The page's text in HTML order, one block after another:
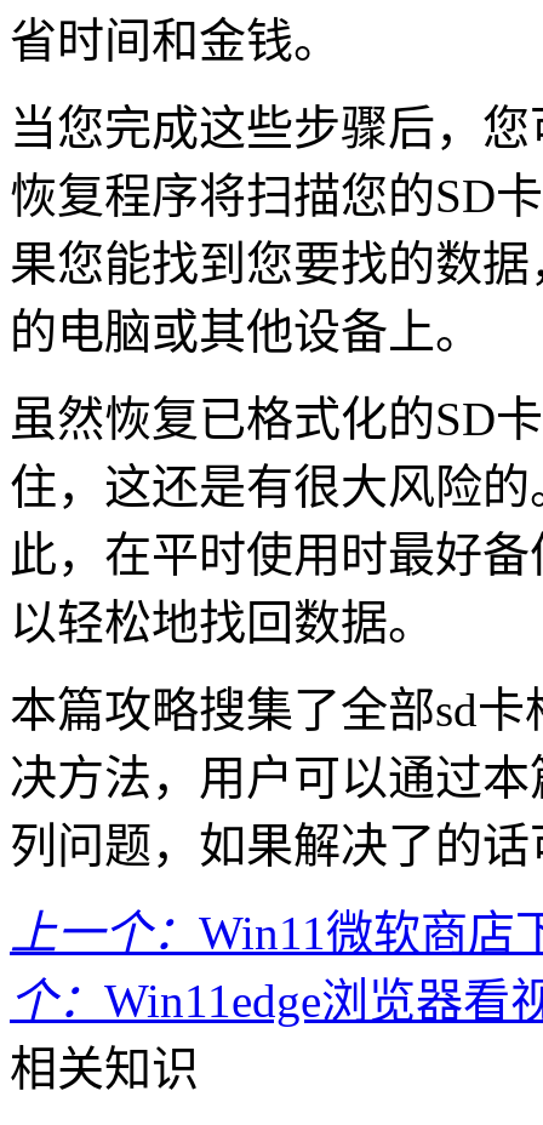
省时间和金钱。
当您完成这些步骤后，
恢复程序将扫描您的SD
果您能找到您要找的数
的电脑或其他设备上。
虽然恢复已格式化的SD
住，这还是有很大风险
此，在平时使用时最好
以轻松地找回数据。
本篇攻略搜集了全部sd
决方法，用户可以通过
列问题，如果解决了的
上一个： Win11微软商店
个： Win11edge浏览器看
相关知识